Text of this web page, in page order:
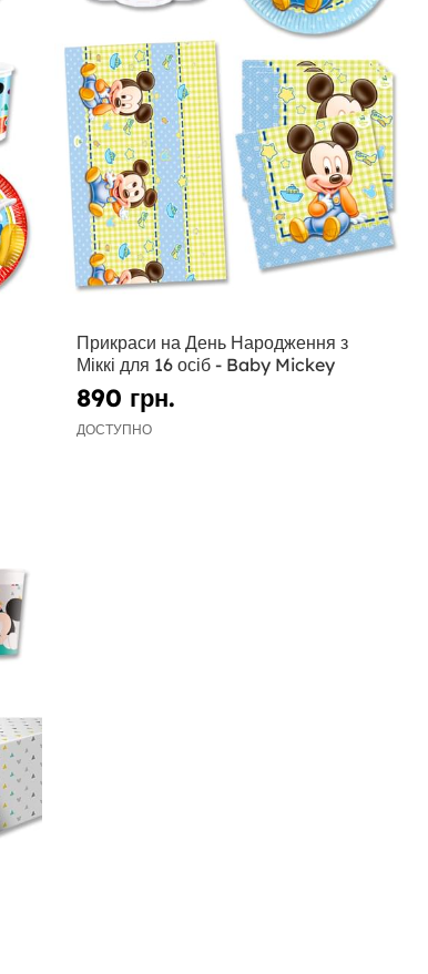
Прикраси на День Народження з
Міккі для 16 осіб - Baby Mickey
890 грн.
ДОСТУПНО